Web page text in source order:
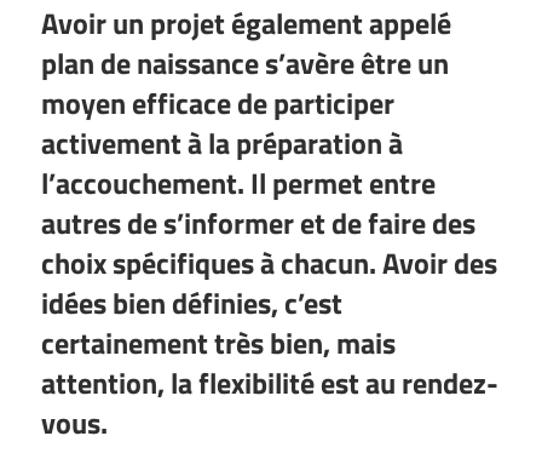
Avoir un projet également appelé
plan de naissance s’avère être un
moyen efficace de participer
activement à la préparation à
l’accouchement. Il permet entre
autres de s’informer et de faire des
choix spécifiques à chacun. Avoir des
idées bien définies, c’est
certainement très bien, mais
attention, la flexibilité est au rendez-
vous.